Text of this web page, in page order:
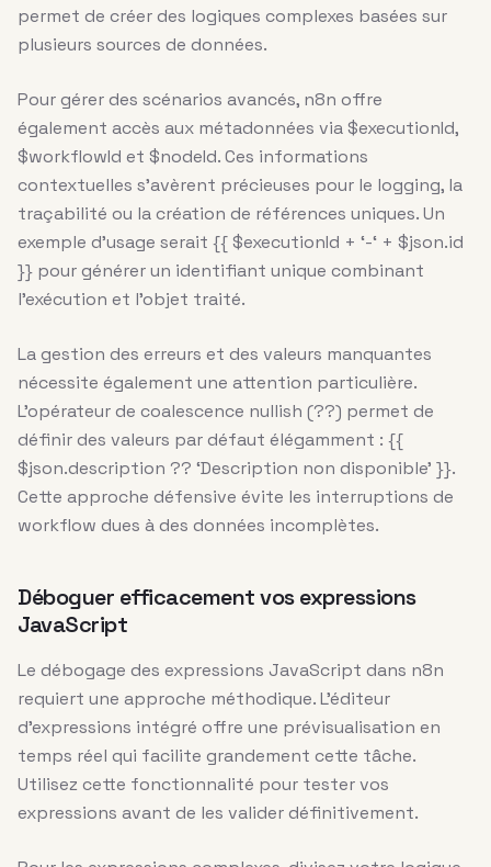
permet de créer des logiques complexes basées sur
plusieurs sources de données.
Pour gérer des scénarios avancés, n8n offre
également accès aux métadonnées via $executionId,
$workflowId et $nodeId. Ces informations
contextuelles s’avèrent précieuses pour le logging, la
traçabilité ou la création de références uniques. Un
exemple d’usage serait {{ $executionId + ‘-‘ + $json.id
}} pour générer un identifiant unique combinant
l’exécution et l’objet traité.
La gestion des erreurs et des valeurs manquantes
nécessite également une attention particulière.
L’opérateur de coalescence nullish (??) permet de
définir des valeurs par défaut élégamment : {{
$json.description ?? ‘Description non disponible’ }}.
Cette approche défensive évite les interruptions de
workflow dues à des données incomplètes.
Déboguer efficacement vos expressions
JavaScript
Le débogage des expressions JavaScript dans n8n
requiert une approche méthodique. L’éditeur
d’expressions intégré offre une prévisualisation en
temps réel qui facilite grandement cette tâche.
Utilisez cette fonctionnalité pour tester vos
expressions avant de les valider définitivement.